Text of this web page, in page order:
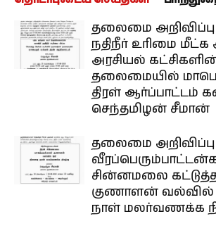
தலைமை அறிவிப்பு
நதிநீர் உரிமை
அரசியல்
தலைமையில்
திரள் ஆர்ப்பாட்டம்
செந்தமிழன் சீமான்
தலைமை அறிவிப்பு
சின்னமலை
குணாளன் வல்வில்
நாள் மலர்வணக்க